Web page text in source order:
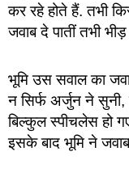
कर रहे होते हैं. तभी
जवाब दे पातीं तभी
भूमि उस सवाल का
न सिर्फ अर्जुन ने
बिल्कुल स्पीचलेस हो
इसके बाद भूमि ने